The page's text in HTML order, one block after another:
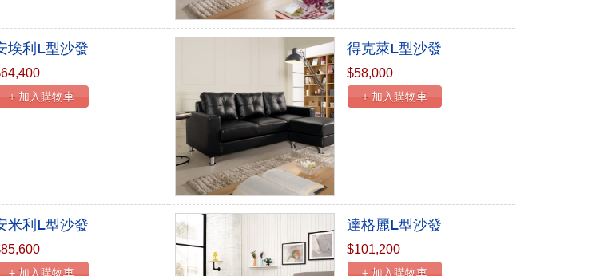
埃利L型沙發
+ 加入購物車
得克萊L型沙發
$58,000
+ 加入購物車
米利L型沙發
+ 加入購物車
達格麗L型沙發
$101,200
+ 加入購物車